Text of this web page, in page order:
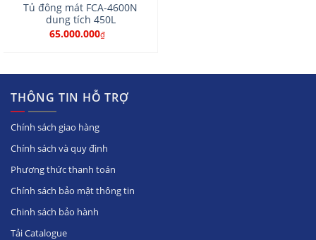
Tủ đông mát FCA-4600N
dung tích 450L
65.000.000₫
THÔNG TIN HỖ TRỢ
Chính sách giao hàng
Chính sách và quy định
Phương thức thanh toán
Chính sách bảo mật thông tin
Chinh sách bảo hành
Tải Catalogue